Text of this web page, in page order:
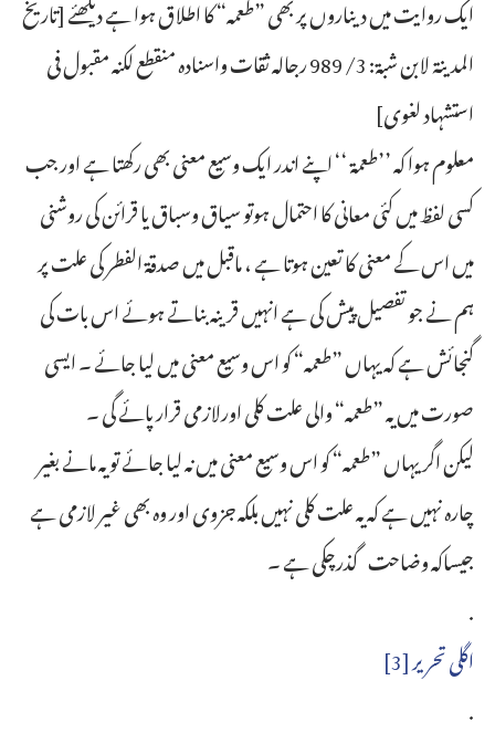
ایک روایت میں دیناروں پر بھی ”طعمہ“ کا اطلاق ہوا ہے دیکھئے [تاريخ
المدينة لابن شبة: 3/ 989 رجالہ ثقات واسنادہ منقطع لکنہ مقبول فی
استشہاد لغوی]
معلوم ہوا کہ ’’طعمۃ ‘‘ اپنے اندر ایک وسیع معنی بھی رکھتا ہے اور جب
کسی لفظ میں کئی معانی کا احتمال ہوتو سیاق وسباق یا قرائن کی روشنی
میں اس کے معنی کا تعین ہوتا ہے ، ماقبل میں صدقۃ الفطر کی علت پر
ہم نے جو تفصیل پیش کی ہے انہیں قرینہ بناتے ہوئے اس بات کی
گنجائش ہے کہ یہاں ”طعمہ“ کو اس وسیع معنی میں لیا جائے ۔ ایسی
صورت میں یہ ”طعمہ“ والی علت کلی اورلازمی قرار پائے گی ۔
لیکن اگر یہاں ”طعمہ“ کو اس وسیع معنی میں نہ لیا جائے تو یہ مانے بغیر
چارہ نہیں ہے کہ یہ علت کلی نہیں بلکہ جزوی اور وہ بھی غیر لازمی ہے
جیساکہ وضاحت گذرچکی ہے ۔
.
اگلی تحریر [3]
.